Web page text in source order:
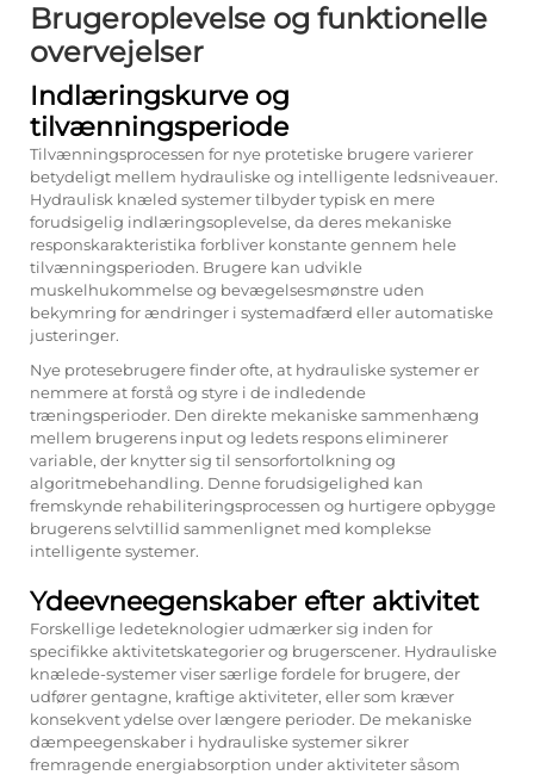
Brugeroplevelse og funktionelle
overvejelser
Indlæringskurve og
tilvænningsperiode
Tilvænningsprocessen for nye protetiske brugere varierer
betydeligt mellem hydrauliske og intelligente ledsniveauer.
Hydraulisk knæled systemer tilbyder typisk en mere
forudsigelig indlæringsoplevelse, da deres mekaniske
responskarakteristika forbliver konstante gennem hele
tilvænningsperioden. Brugere kan udvikle
muskelhukommelse og bevægelsesmønstre uden
bekymring for ændringer i systemadfærd eller automatiske
justeringer.
Nye protesebrugere finder ofte, at hydrauliske systemer er
nemmere at forstå og styre i de indledende
træningsperioder. Den direkte mekaniske sammenhæng
mellem brugerens input og ledets respons eliminerer
variable, der knytter sig til sensorfortolkning og
algoritmebehandling. Denne forudsigelighed kan
fremskynde rehabiliteringsprocessen og hurtigere opbygge
brugerens selvtillid sammenlignet med komplekse
intelligente systemer.
Ydeevneegenskaber efter aktivitet
Forskellige ledeteknologier udmærker sig inden for
specifikke aktivitetskategorier og brugerscener. Hydrauliske
knælede-systemer viser særlige fordele for brugere, der
udfører gentagne, kraftige aktiviteter, eller som kræver
konsekvent ydelse over længere perioder. De mekaniske
dæmpeegenskaber i hydrauliske systemer sikrer
fremragende energiabsorption under aktiviteter såsom